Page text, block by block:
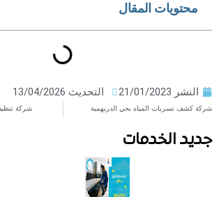
المقال
21/01/2023 التحديث 13/04/2026
المياه بحي الدريهمية شركة تنظيف وغسيل
الخدمات